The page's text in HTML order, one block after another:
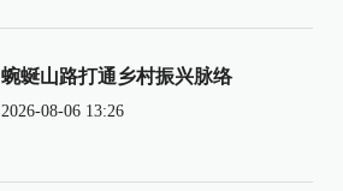
蜿蜒山路打通乡村振兴脉络
2026-08-06 13:26